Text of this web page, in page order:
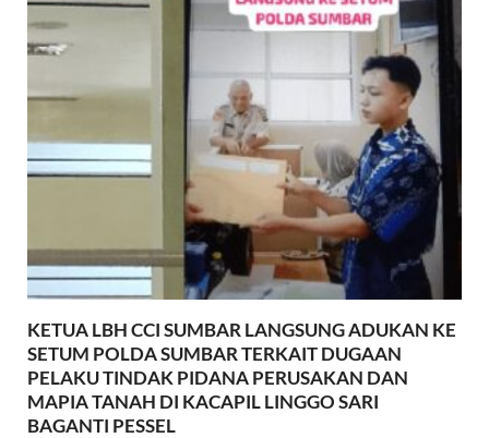
KETUA LBH CCI SUMBAR LANGSUNG ADUKAN KE
SETUM POLDA SUMBAR TERKAIT DUGAAN
PELAKU TINDAK PIDANA PERUSAKAN DAN
MAPIA TANAH DI KACAPIL LINGGO SARI
BAGANTI PESSEL